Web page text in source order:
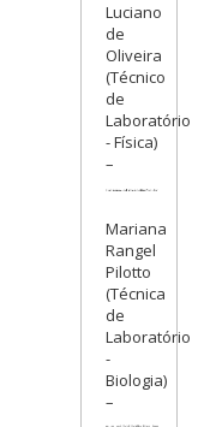
Luciano
de
Oliveira
(Técnico
de
Laboratório
- Física)
–
Mariana
Rangel
Pilotto
(Técnica
de
Laboratório
-
Biologia)
–